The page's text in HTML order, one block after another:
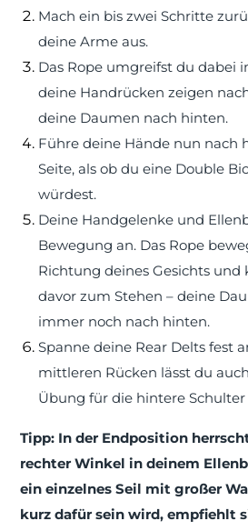
Mach ein bis zwei Schritte
deine Arme aus.
Das Rope umgreifst du dabei
deine Handrücken zeigen
deine Daumen nach hinten.
Führe deine Hände nun nach
Seite, als ob du eine Double
würdest.
Deine Handgelenke und
Bewegung an. Das Rope
Richtung deines Gesichts
davor zum Stehen – deine
immer noch nach hinten.
Spanne deine Rear Delts fest
mittleren Rücken lässt du
Übung für die hintere Schulter
Tipp: In der Endposition
rechter Winkel in deinem
ein einzelnes Seil mit großer
kurz dafür sein wird, empfiehlt